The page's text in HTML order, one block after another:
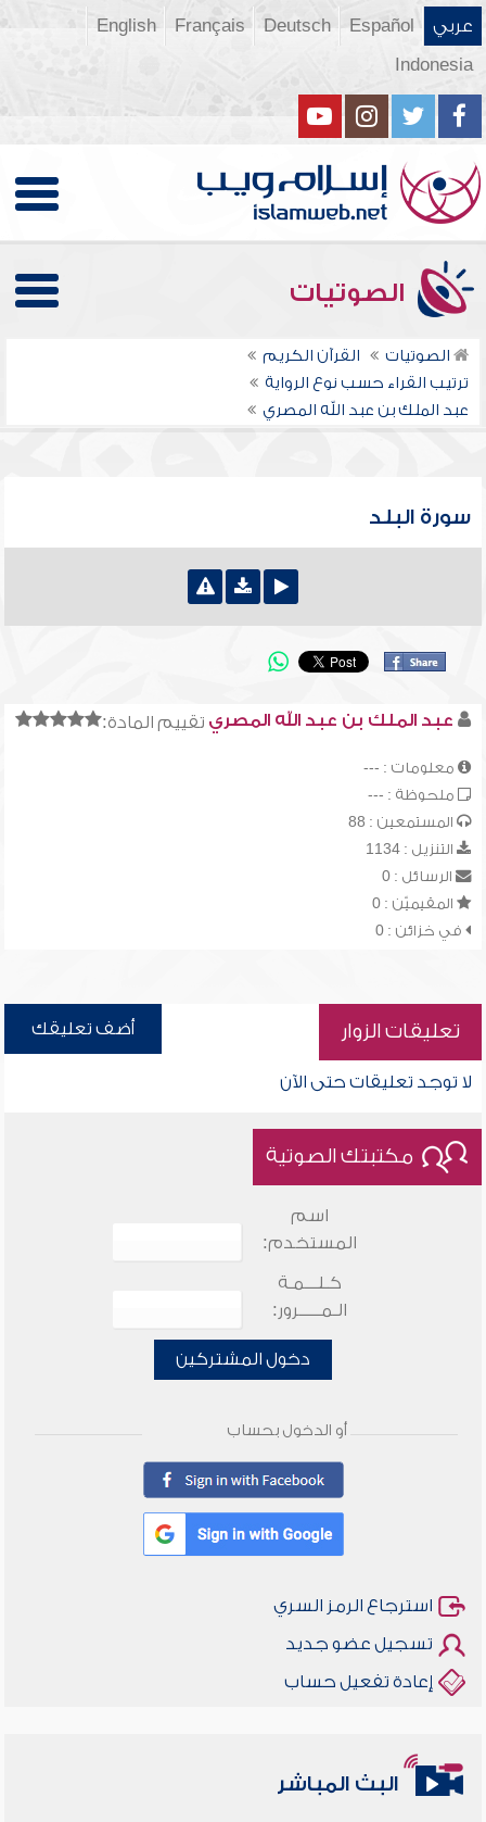
عربي Español
Deutsch
Français
English
Indonesia
الصوتيات
الصوتيات
القرآن الكريم
ترتيب القراء حسب نوع الرواية
عبد الملك بن عبد الله المصري
سورة البلد
تقييم المادة: عبد الملك بن عبد الله المصري
معلومات : ---
ملحوظة : ---
المستمعين : 88
التنزيل : 1134
الرسائل : 0
المقيميّن : 0
في خزائن : 0
تعليقات الزوار أضف تعليقك
لا توجد تعليقات حتى الآن
مكتبتك الصوتية
اسم
المستخدم:
كـلـــمـة
الـمـــــرور:
دخول المشتركين
أو الدخول بحساب
استرجاع الرمز السري
تسجيل عضو جديد
إعادة تفعيل حساب
البث المباشر